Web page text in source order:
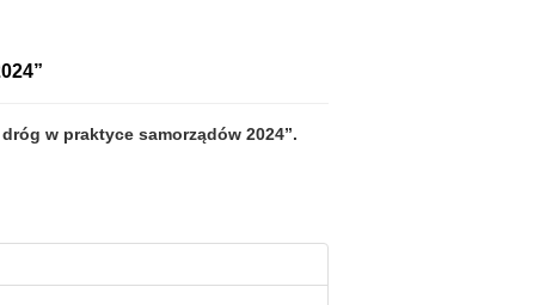
w praktyce samorządów 2024”.